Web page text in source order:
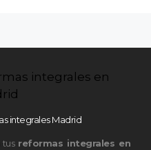
integrales Madrid
tus reformas integrales en